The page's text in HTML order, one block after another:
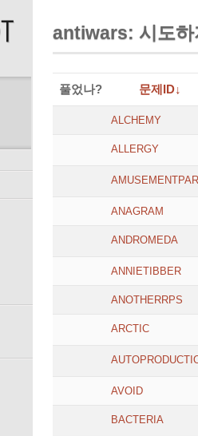
antiwars: 시도하
풀었나? 문제ID↓
ALCHEMY
ALLERGY
ANAGRAM
ANDROMEDA
ANNIETIBBER
ANOTHERRPS
ARCTIC
AVOID
BACTERIA